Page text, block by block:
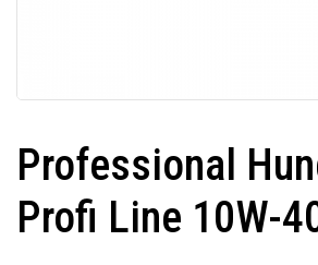
Professional
Profi Line 10W-